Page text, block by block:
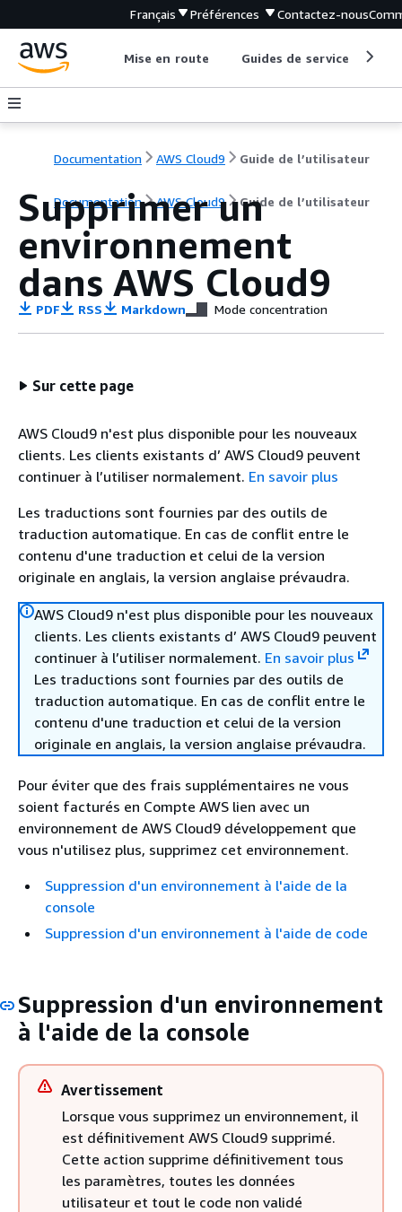
Français Préférences Contactez-nous
Mise en route Guides de service
Documentation AWS Cloud9 Guide de l’utilisateur
Documentation AWS Cloud9 Guide de l’utilisateur
Supprimer un
environnement
dans AWS Cloud9
PDF RSS Markdown Mode concentration
Sur cette page
AWS Cloud9 n'est plus disponible pour les nouveaux
clients. Les clients existants d’ AWS Cloud9 peuvent
continuer à l’utiliser normalement. En savoir plus
Les traductions sont fournies par des outils de
traduction automatique. En cas de conflit entre le
contenu d'une traduction et celui de la version
originale en anglais, la version anglaise prévaudra.
AWS Cloud9 n'est plus disponible pour les nouveaux
clients. Les clients existants d’ AWS Cloud9 peuvent
continuer à l’utiliser normalement. En savoir plus
Les traductions sont fournies par des outils de
traduction automatique. En cas de conflit entre le
contenu d'une traduction et celui de la version
originale en anglais, la version anglaise prévaudra.
Pour éviter que des frais supplémentaires ne vous
soient facturés en Compte AWS lien avec un
environnement de AWS Cloud9 développement que
vous n'utilisez plus, supprimez cet environnement.
Suppression d'un environnement à l'aide de la
console
Suppression d'un environnement à l'aide de code
Suppression d'un environnement
à l'aide de la console
Avertissement
Lorsque vous supprimez un environnement, il
est définitivement AWS Cloud9 supprimé.
Cette action supprime définitivement tous
les paramètres, toutes les données
utilisateur et tout le code non validé